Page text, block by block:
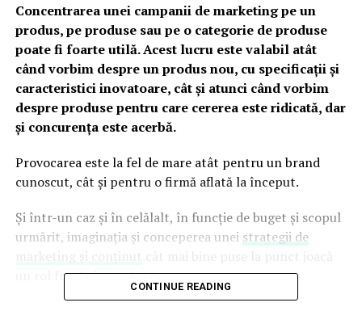
Concentrarea unei campanii de marketing pe un
produs, pe produse sau pe o categorie de produse
poate fi foarte utilă. Acest lucru este valabil atât
când vorbim despre un produs nou, cu specificații și
caracteristici inovatoare, cât și atunci când vorbim
despre produse pentru care cererea este ridicată, dar
și concurența este acerbă.
Provocarea este la fel de mare atât pentru un brand
cunoscut, cât și pentru o firmă aflată la început.
Și într-un caz și în celălalt, în funcție de buget și scopul
urmărit, imaginația și conceperea unei strategii de
cât mai bine puse la punct joacă
un rol foarte important.
CONTINUE READING